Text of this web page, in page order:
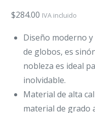
$284.00 IVA incluido
Diseño moderno
de globos, es
nobleza es ideal
inolvidable.
Material de alta
material de grado